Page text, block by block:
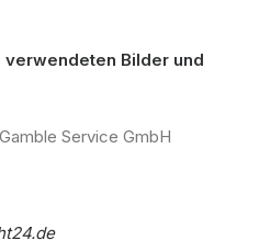
Bilder und
Service GmbH